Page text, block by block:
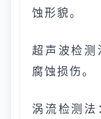
蚀形貌。
超声波检测
腐蚀损伤。
涡流检测